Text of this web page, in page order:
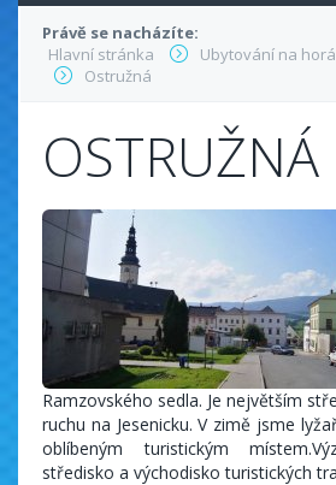
Právě se nacházíte:
Hlavní stránka
Ubytování na
Ostružná
OSTRUŽNÁ
Ramzovského sedla. Je největším
ruchu na Jesenicku. V zimě jsme
oblíbeným turistickým
středisko a východisko turistických